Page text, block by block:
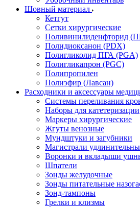
Шовный материал
Кетгут
Сетки хирургические
Поливинилиденфторид
Полидиоксанон (PDX)
Полигликолид ПГА (PGA)
Полигликапрон (PGC)
Полипропилен
Полиэфир (Лавсан)
Расходники и аксессуары
Системы переливания
Наборы для катетеризации
Маркеры хирургические
Жгуты венозные
Мундштуки и загубники
Магистрали
Воронки и вкладыши
Шпатели
Зонды желудочные
Зонды питательные
Зонд-тампоны
Грелки и клизмы